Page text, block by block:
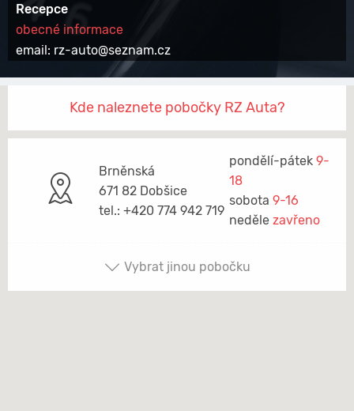
Recepce
obecné informace
email: rz-auto@seznam.cz
Kde naleznete pobočky RZ Auta?
Brněnská
671 82 Dobšice
tel.: +420 774 942 719
pondělí-pátek 9-
18
sobota 9-16
neděle zavřeno
Vybrat jinou pobočku